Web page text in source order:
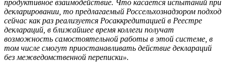
продуктивное взаимодействие. Что касается испытаний при
декларировании, то предлагаемый Россельхознадзором подход
сейчас как раз реализуется Росаккредитацией в Реестре
деклараций, в ближайшее время коллеги получат
возможность самостоятельной работы в этой системе, в
том числе смогут приостанавливать действие деклараций
без межведомственной переписки».